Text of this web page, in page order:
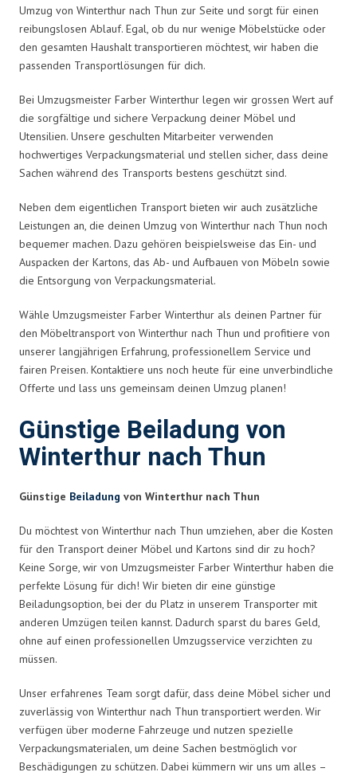
Umzug von Winterthur nach Thun zur Seite und sorgt für einen
reibungslosen Ablauf. Egal, ob du nur wenige Möbelstücke oder
den gesamten Haushalt transportieren möchtest, wir haben die
passenden Transportlösungen für dich.
Bei Umzugsmeister Farber Winterthur legen wir grossen Wert auf
die sorgfältige und sichere Verpackung deiner Möbel und
Utensilien. Unsere geschulten Mitarbeiter verwenden
hochwertiges Verpackungsmaterial und stellen sicher, dass deine
Sachen während des Transports bestens geschützt sind.
Neben dem eigentlichen Transport bieten wir auch zusätzliche
Leistungen an, die deinen Umzug von Winterthur nach Thun noch
bequemer machen. Dazu gehören beispielsweise das Ein- und
Auspacken der Kartons, das Ab- und Aufbauen von Möbeln sowie
die Entsorgung von Verpackungsmaterial.
Wähle Umzugsmeister Farber Winterthur als deinen Partner für
den Möbeltransport von Winterthur nach Thun und profitiere von
unserer langjährigen Erfahrung, professionellem Service und
fairen Preisen. Kontaktiere uns noch heute für eine unverbindliche
Offerte und lass uns gemeinsam deinen Umzug planen!
Günstige Beiladung von
Winterthur nach Thun
Günstige Beiladung von Winterthur nach Thun
Du möchtest von Winterthur nach Thun umziehen, aber die Kosten
für den Transport deiner Möbel und Kartons sind dir zu hoch?
Keine Sorge, wir von Umzugsmeister Farber Winterthur haben die
perfekte Lösung für dich! Wir bieten dir eine günstige
Beiladungsoption, bei der du Platz in unserem Transporter mit
anderen Umzügen teilen kannst. Dadurch sparst du bares Geld,
ohne auf einen professionellen Umzugsservice verzichten zu
müssen.
Unser erfahrenes Team sorgt dafür, dass deine Möbel sicher und
zuverlässig von Winterthur nach Thun transportiert werden. Wir
verfügen über moderne Fahrzeuge und nutzen spezielle
Verpackungsmaterialen, um deine Sachen bestmöglich vor
Beschädigungen zu schützen. Dabei kümmern wir uns um alles –